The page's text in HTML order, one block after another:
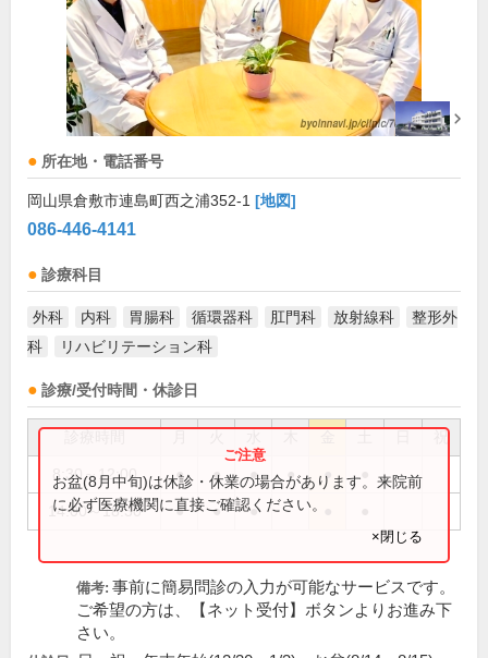
所在地・電話番号
岡山県倉敷市連島町西之浦352-1 [地図]
086-446-4141
診療科目
外科 内科 胃腸科 循環器科 肛門科 放射線科
整形外
科
リハビリテーション科
診療/受付時間・休診日
祝
8:30～12:00 ● ● ● ● ●
14:00～18:30 ● ● ●
お盆(8月中旬)は休診・休業の場合があります。来院前
に必ず医療機関に直接ご確認ください。
×閉じる
備考: 事前に簡易問診の入力が可能なサービスです。
ご希望の方は、【ネット受付】ボタンよりお進み下
さい。